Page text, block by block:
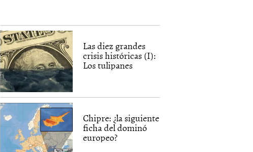
Las diez grandes
crisis históricas (I):
Los tulipanes
Chipre: ¿la siguiente
ficha del dominó
europeo?